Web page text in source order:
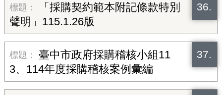
36.
「採購契約範本附記條款特別
聲明」115.1.26版
37.
臺中市政府採購稽核小組11
3、114年度採購稽核案例彙編